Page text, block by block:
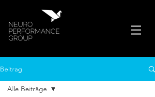
Beitrag
Alle Beiträge